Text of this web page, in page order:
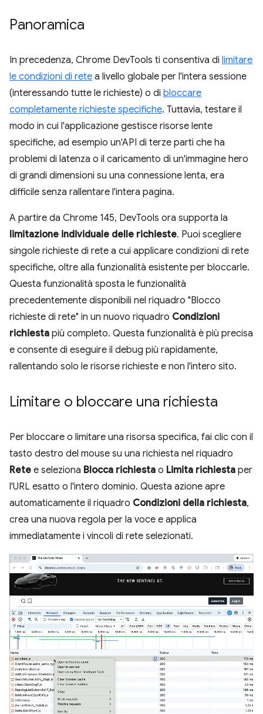
Panoramica
In precedenza, Chrome DevTools ti consentiva di limitare
le condizioni di rete a livello globale per l'intera sessione
(interessando tutte le richieste) o di bloccare
completamente richieste specifiche. Tuttavia, testare il
modo in cui l'applicazione gestisce risorse lente
specifiche, ad esempio un'API di terze parti che ha
problemi di latenza o il caricamento di un'immagine hero
di grandi dimensioni su una connessione lenta, era
difficile senza rallentare l'intera pagina.
A partire da Chrome 145, DevTools ora supporta la
limitazione individuale delle richieste. Puoi scegliere
singole richieste di rete a cui applicare condizioni di rete
specifiche, oltre alla funzionalità esistente per bloccarle.
Questa funzionalità sposta le funzionalità
precedentemente disponibili nel riquadro "Blocco
richieste di rete" in un nuovo riquadro Condizioni
richiesta più completo. Questa funzionalità è più precisa
e consente di eseguire il debug più rapidamente,
rallentando solo le risorse richieste e non l'intero sito.
Limitare o bloccare una richiesta
Per bloccare o limitare una risorsa specifica, fai clic con il
tasto destro del mouse su una richiesta nel riquadro
Rete e seleziona Blocca richiesta o Limita richiesta per
l'URL esatto o l'intero dominio. Questa azione apre
automaticamente il riquadro Condizioni della richiesta,
crea una nuova regola per la voce e applica
immediatamente i vincoli di rete selezionati.